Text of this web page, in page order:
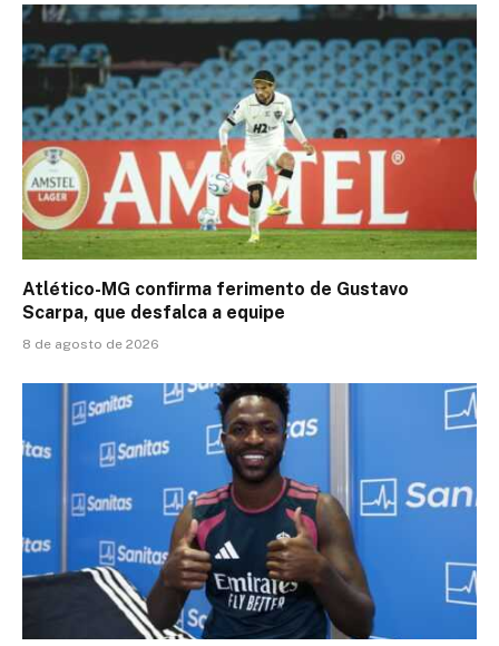
Atlético-MG confirma ferimento de Gustavo
Scarpa, que desfalca a equipe
8 de agosto de 2026